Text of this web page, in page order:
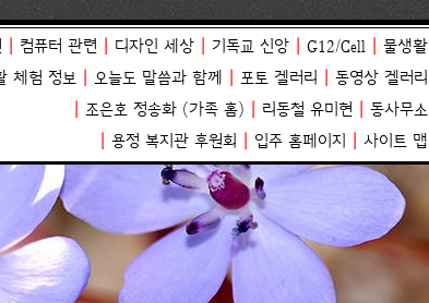
컴퓨터 관련 디자인 세상 기독교 신앙 G12/Cell 물생활
체험 정보 오늘도 말씀과 함께 포토 겔러리 동영상 겔러리
조은호 정송화(가족 홈) 리동철 유미현 동사무소
용정 복지관 후원회 입주 홈페이지 사이트 맵